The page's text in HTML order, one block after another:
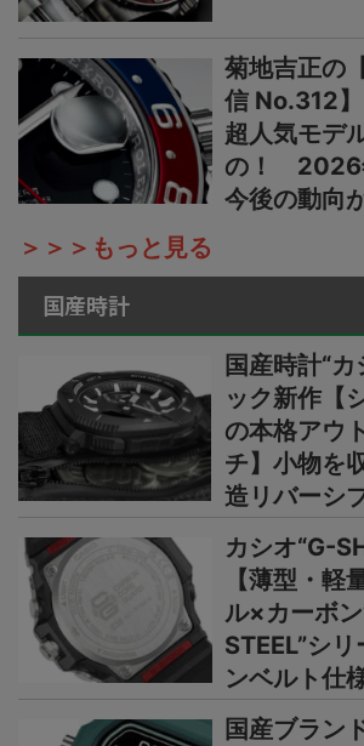
菊地吉正の
信 No.312
超人気モデ
の！ 2026
今後の動向
＞＞＞もっと見る
国産時計
国産時計“
ック新作【
の本格アウ
チ】小物を
造リバーシ
カシオ“G-
【薄型・軽
ル×カーボ
STEEL”シ
ンベルト仕
国産ブラン